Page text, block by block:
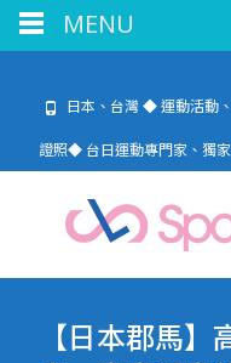
日本、台灣 ◆ 運動活動
證照◆ 台日運動專門家、獨
【日本郡馬
MENU